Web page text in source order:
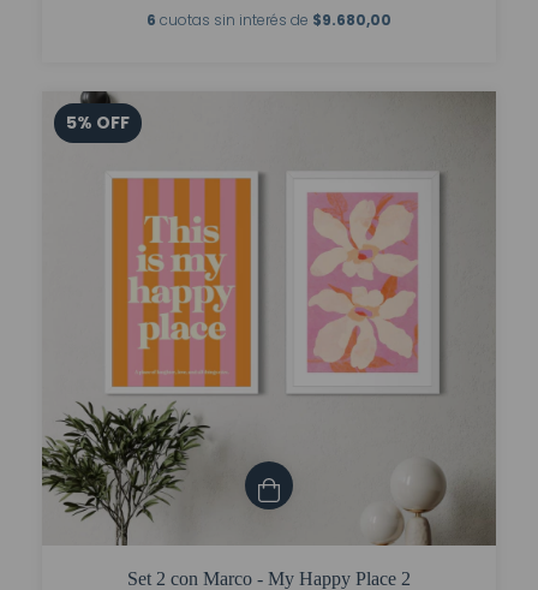
6 cuotas sin interés de $9.680,00
5% OFF
Set 2 con Marco - My Happy Place 2